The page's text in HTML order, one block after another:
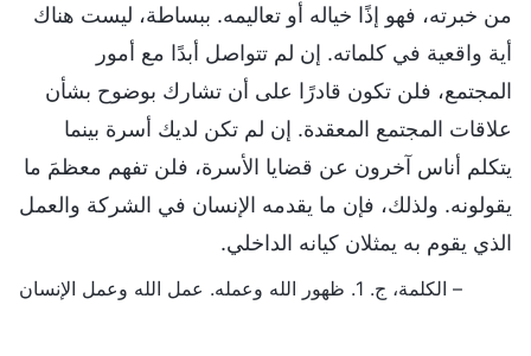
من خبرته، فهو إذًا خياله أو تعاليمه. ببساطة، ليست هناك
أية واقعية في كلماته. إن لم تتواصل أبدًا مع أمور
المجتمع، فلن تكون قادرًا على أن تشارك بوضوح بشأن
علاقات المجتمع المعقدة. إن لم تكن لديك أسرة بينما
يتكلم أناس آخرون عن قضايا الأسرة، فلن تفهم معظمَ ما
يقولونه. ولذلك، فإن ما يقدمه الإنسان في الشركة والعمل
الذي يقوم به يمثلان كيانه الداخلي.
– الكلمة، ج. 1. ظهور الله وعمله. عمل الله وعمل الإنسان